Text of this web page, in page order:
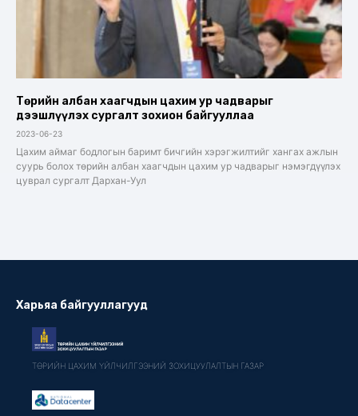
Төрийн албан хаагчдын цахим ур чадварыг
дээшлүүлэх сургалт зохион байгууллаа
2023-06-23
Цахим аймаг бодлогын баримт бичгийн хэрэгжилтийг хангах ажлын
суурь болох төрийн албан хаагчдын цахим ур чадварыг нэмэгдүүлэх
цуврал сургалт Дархан-Уул
Харьяа байгууллагууд
ТӨРИЙН ЦАХИМ ҮЙЛЧИЛГЭЭНИЙ ЗОХИЦУУЛАЛТЫН ГАЗАР